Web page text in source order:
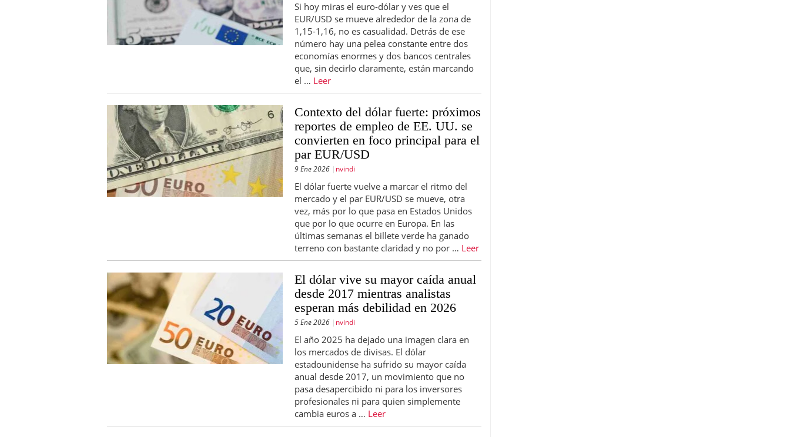
Si hoy miras el euro-dólar y ves que el
EUR/USD se mueve alrededor de la zona de
1,15-1,16, no es casualidad. Detrás de ese
número hay una pelea constante entre dos
economías enormes y dos bancos centrales
que, sin decirlo claramente, están marcando
el … Leer
Contexto del dólar fuerte: próximos
reportes de empleo de EE. UU. se
convierten en foco principal para el
par EUR/USD
9 Ene 2026 nvindi
El dólar fuerte vuelve a marcar el ritmo del
mercado y el par EUR/USD se mueve, otra
vez, más por lo que pasa en Estados Unidos
que por lo que ocurre en Europa. En las
últimas semanas el billete verde ha ganado
terreno con bastante claridad y no por … Leer
El dólar vive su mayor caída anual
desde 2017 mientras analistas
esperan más debilidad en 2026
5 Ene 2026 nvindi
El año 2025 ha dejado una imagen clara en
los mercados de divisas. El dólar
estadounidense ha sufrido su mayor caída
anual desde 2017, un movimiento que no
pasa desapercibido ni para los inversores
profesionales ni para quien simplemente
cambia euros a … Leer